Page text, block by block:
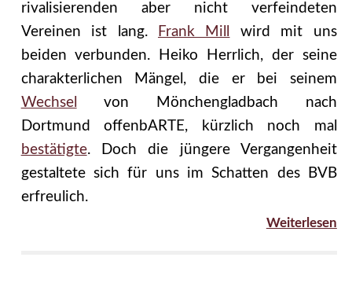
rivalisierenden aber nicht verfeindeten
Vereinen ist lang.
Frank Mill
wird mit uns
beiden verbunden. Heiko Herrlich, der seine
charakterlichen Mängel, die er bei seinem
Wechsel
von Mönchengladbach nach
Dortmund offenbARTE, kürzlich noch mal
bestätigte. Doch die jüngere Vergangenheit
gestaltete sich für uns im Schatten des BVB
erfreulich.
Weiterlesen